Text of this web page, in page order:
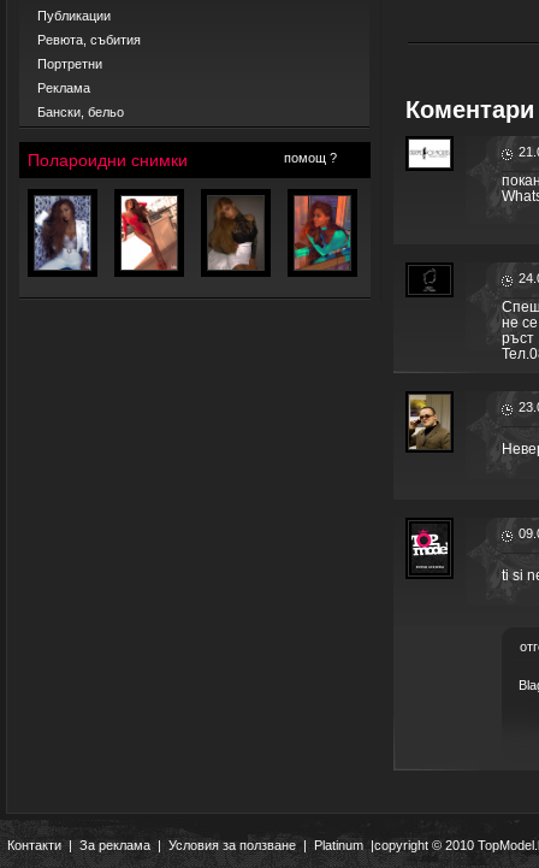
Публикации
Ревюта, събития
Портретни
Реклама
Бански, бельо
Полароидни снимки помощ ?
Коментари
не
ръст
ti si
Контакти|За реклама | Условия за ползване | Platinum |copyright © 2010